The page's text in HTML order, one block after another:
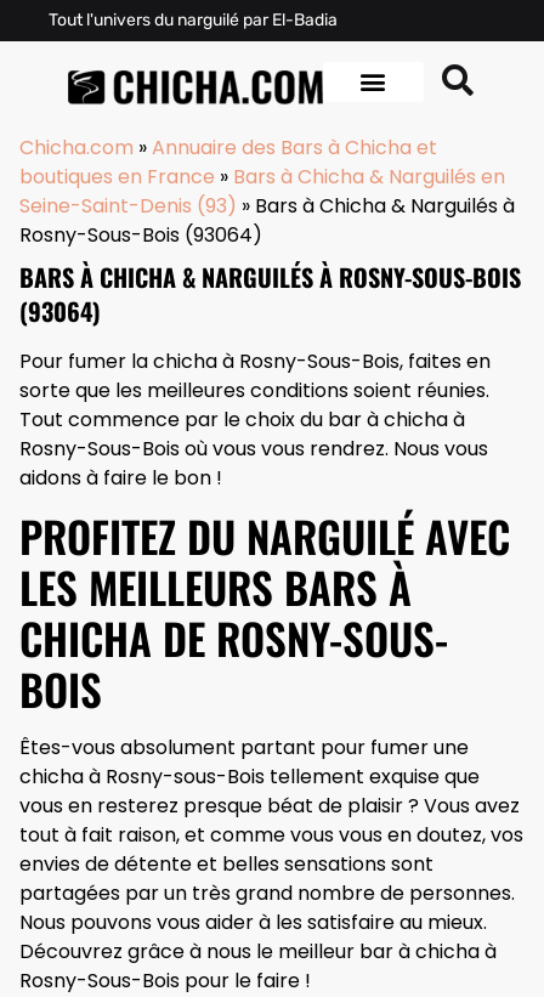
Tout l'univers du narguilé par El-Badia
Chicha.com »Annuaire des Bars à Chicha et
boutiques en France » Bars à Chicha & Narguilés en
Seine-Saint-Denis (93) » Bars à Chicha & Narguilés à
Rosny-Sous-Bois (93064)
BARS À CHICHA & NARGUILÉS À ROSNY-SOUS-BOIS
(93064)
Pour fumer la chicha à Rosny-Sous-Bois, faites en
sorte que les meilleures conditions soient réunies.
Tout commence par le choix du bar à chicha à
Rosny-Sous-Bois où vous vous rendrez. Nous vous
aidons à faire le bon !
PROFITEZ DU NARGUILÉ AVEC
LES MEILLEURS BARS À
CHICHA DE ROSNY-SOUS-
BOIS
Êtes-vous absolument partant pour fumer une
chicha à Rosny-sous-Bois tellement exquise que
vous en resterez presque béat de plaisir ? Vous avez
tout à fait raison, et comme vous vous en doutez, vos
envies de détente et belles sensations sont
partagées par un très grand nombre de personnes.
Nous pouvons vous aider à les satisfaire au mieux.
Découvrez grâce à nous le meilleur bar à chicha à
Rosny-Sous-Bois pour le faire !